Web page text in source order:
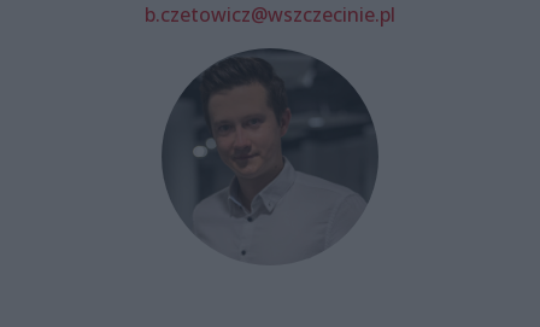
b.czetowicz@wszczecinie.pl